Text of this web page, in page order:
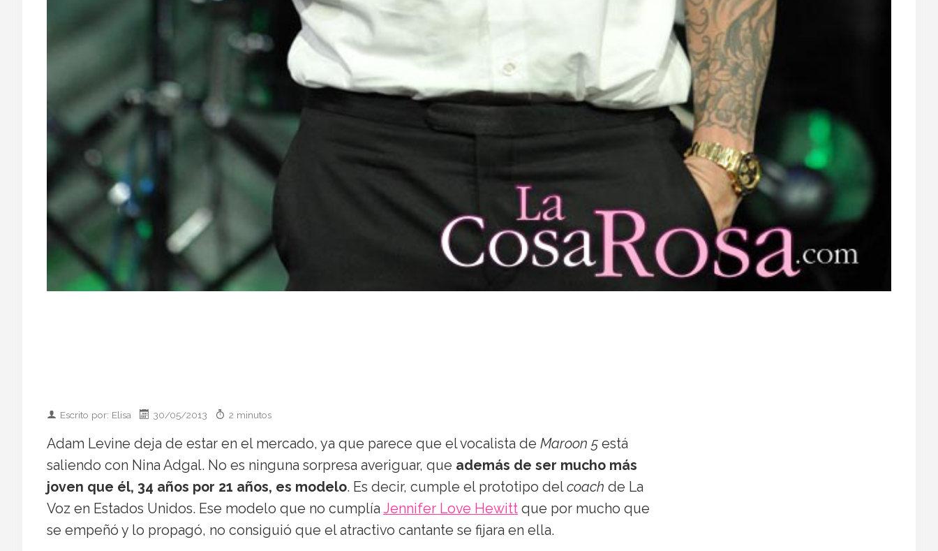
Escrito por: Elisa 30/05/2013 2 minutos
Adam Levine deja de estar en el mercado, ya que parece que el vocalista de Maroon 5 está
saliendo con Nina Adgal. No es ninguna sorpresa averiguar, que además de ser mucho más
joven que él, 34 años por 21 años, es modelo. Es decir, cumple el prototipo delcoach de La
Voz en Estados Unidos. Ese modelo que no cumplía Jennifer Love Hewitt que por mucho que
se empeñó y lo propagó, no consiguió que el atractivo cantante se fijara en ella.